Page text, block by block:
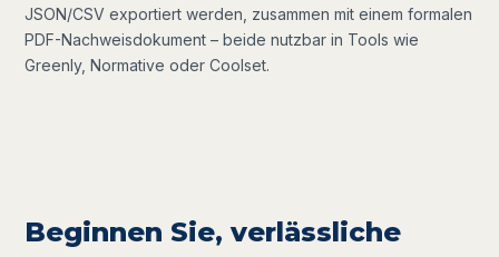
JSON/CSV exportiert werden, zusammen mit einem formalen
PDF-Nachweisdokument – beide nutzbar in Tools wie
Greenly, Normative oder Coolset.
Beginnen Sie, verlässliche